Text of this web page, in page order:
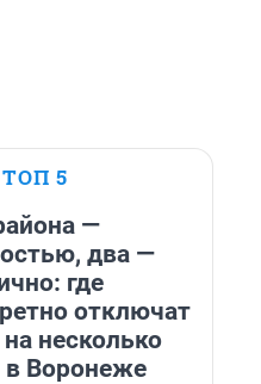
ТОП 5
—
два —
где
отключат
несколько
в Воронеже